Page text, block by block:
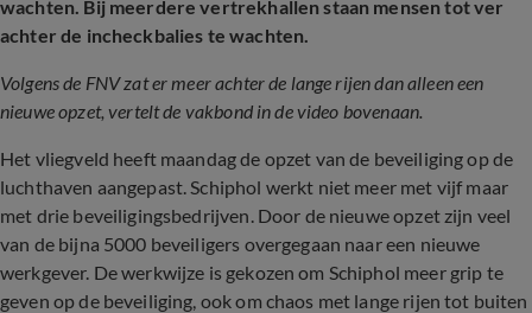
wachten. Bij meerdere vertrekhallen staan mensen tot ver
achter de incheckbalies te wachten.
Volgens de FNV zat er meer achter de lange rijen dan alleen een
nieuwe opzet, vertelt de vakbond in de video bovenaan.
Het vliegveld heeft maandag de opzet van de beveiliging op de
luchthaven aangepast. Schiphol werkt niet meer met vijf maar
met drie beveiligingsbedrijven. Door de nieuwe opzet zijn veel
van de bijna 5000 beveiligers overgegaan naar een nieuwe
werkgever. De werkwijze is gekozen om Schiphol meer grip te
geven op de beveiliging, ook om chaos met lange rijen tot buiten